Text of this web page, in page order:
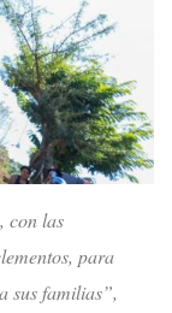
con las
para
sus familias”,